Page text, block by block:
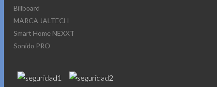
Billboard
MARCA JALTECH
Smart Home NEXXT
Sonido PRO